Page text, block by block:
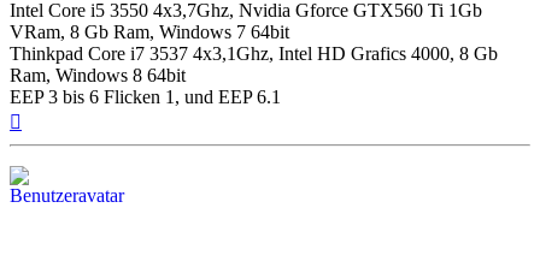
Intel Core i5 3550 4x3,7Ghz, Nvidia Gforce GTX560 Ti 1Gb
VRam, 8 Gb Ram, Windows 7 64bit
Thinkpad Core i7 3537 4x3,1Ghz, Intel HD Grafics 4000, 8 Gb
Ram, Windows 8 64bit
EEP 3 bis 6 Flicken 1, und EEP 6.1
oben